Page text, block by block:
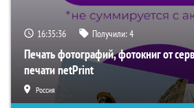
16:35:35 Получили:4
Печать фотографий, фотокниг от
печати netPrint
Россия